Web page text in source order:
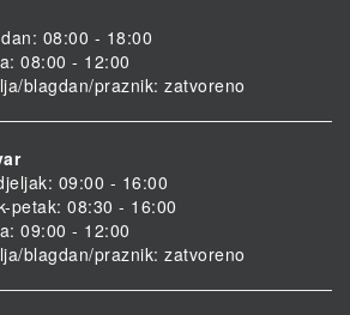
08:00 - 18:00
08:00 - 12:00
blagdan/praznik: zatvoreno
09:00 - 16:00
petak: 08:30 - 16:00
09:00 - 12:00
blagdan/praznik: zatvoreno